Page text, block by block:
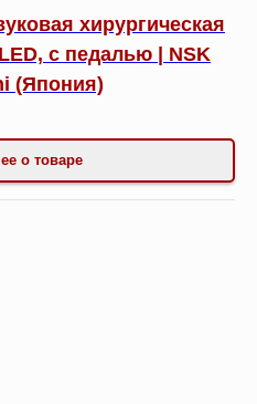
хирургическая
с педалью | NSK
(Япония)
о товаре